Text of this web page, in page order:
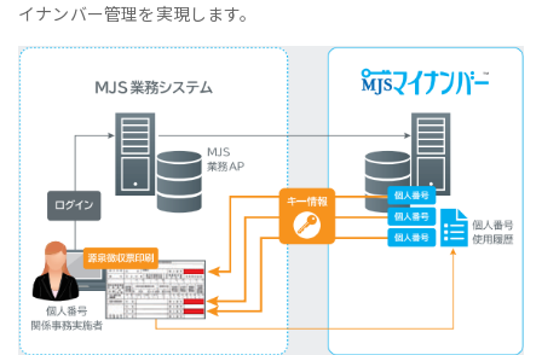
イナンバー管理を実現します。